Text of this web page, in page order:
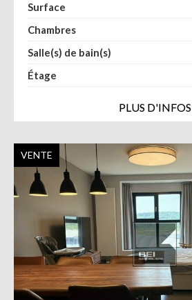
Surface
Chambres
Salle(s) de bain(s)
Étage
PLUS D'INFOS
VENTE